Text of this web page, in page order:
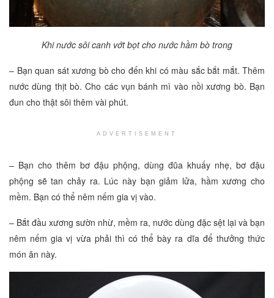
Khi nước sôi canh vớt bọt cho nước hầm bò trong
– Bạn quan sát xương bò cho đến khi có màu sắc bắt mắt. Thêm
nước dùng thịt bò. Cho các vụn bánh mì vào nồi xương bò. Bạn
đun cho thật sôi thêm vài phút.
ADVERTISEMENT
– Bạn cho thêm bơ đậu phộng, dùng đũa khuấy nhẹ, bơ đậu
phộng sẽ tan chảy ra. Lúc này bạn giảm lửa, hầm xương cho
mềm. Bạn có thể nêm nếm gia vị vào.
– Bắt đầu xương sườn nhừ, mềm ra, nước dùng đặc sệt lại và bạn
nêm nếm gia vị vừa phải thì có thể bày ra dĩa để thưởng thức
món ăn này.